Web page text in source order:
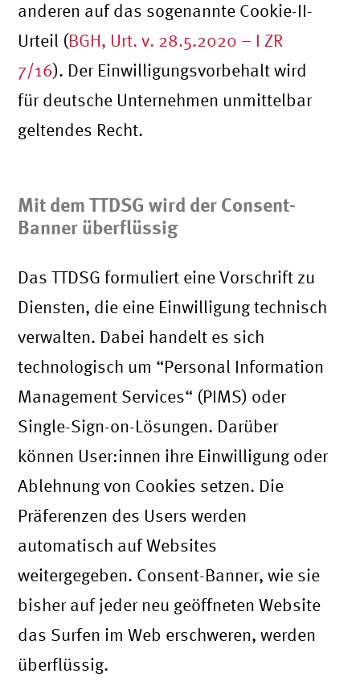
anderen auf das sogenannte Cookie-II-
Urteil (BGH, Urt. v. 28.5.2020 – I ZR
7/16). Der Einwilligungsvorbehalt wird
für deutsche Unternehmen unmittelbar
geltendes Recht.
Mit dem TTDSG wird der Consent-
Banner überflüssig
Das TTDSG formuliert eine Vorschrift zu
Diensten, die eine Einwilligung technisch
verwalten. Dabei handelt es sich
technologisch um “Personal Information
Management Services“ (PIMS) oder
Single-Sign-on-Lösungen. Darüber
können User:innen ihre Einwilligung oder
Ablehnung von Cookies setzen. Die
Präferenzen des Users werden
automatisch auf Websites
weitergegeben. Consent-Banner, wie sie
bisher auf jeder neu geöffneten Website
das Surfen im Web erschweren, werden
überflüssig.